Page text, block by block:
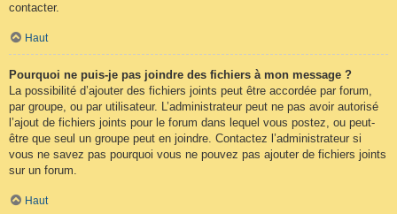
contacter.
Haut
Pourquoi ne puis-je pas joindre des fichiers à mon message ?
La possibilité d’ajouter des fichiers joints peut être accordée par forum,
par groupe, ou par utilisateur. L’administrateur peut ne pas avoir autorisé
l’ajout de fichiers joints pour le forum dans lequel vous postez, ou peut-
être que seul un groupe peut en joindre. Contactez l’administrateur si
vous ne savez pas pourquoi vous ne pouvez pas ajouter de fichiers joints
sur un forum.
Haut